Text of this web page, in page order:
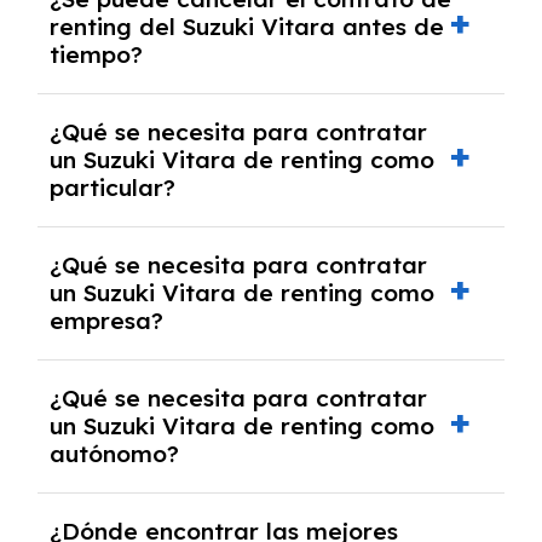
tendrás que pagar ningún tipo de entrada
salvo en casos que lo exija el proveedor
debido al resultado del estudio de viabilidad
económica.
renting del Suzuki Vitara antes de
tiempo?
pero puede haber penalizaciones por
cancelación anticipada. Es importante revisar
las condiciones del contrato y hablar con un
experto que te asesore.
¿Qué se necesita para contratar
un Suzuki Vitara de renting como
particular?
y, en algunos casos, una consulta de solvencia
crediticia y un pago inicial.
¿Qué se necesita para contratar
un Suzuki Vitara de renting como
empresa?
documentación financiera y, en algunos
casos, un informe de solvencia de la empresa
y un pago inicial.
¿Qué se necesita para contratar
un Suzuki Vitara de renting como
autónomo?
¿Dónde encontrar las mejores